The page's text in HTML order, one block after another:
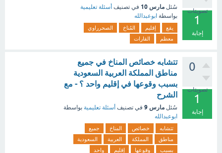
تصويتات
1
إجابة
سُئل مارس 10 في تصنيف أسئلة تعليمية
بواسطة ابوعبدالله
يقع إقليم المُناخ
الصحرراوي
معظم
القارات
0
تصويتات
1
إجابة
تتشابه خصائص المناخ في جميع
مناطق المملكة العربية السعودية
بسبب وقوعها في إقليم واحد ؟ - مع
الشرح
سُئل مارس 9 في تصنيف أسئلة تعليمية بواسطة
ابوعبدالله
تتشابه خصائص المناخ
جميع
مناطق
المملكة العربية
السعودية
بسبب
وقوعها إقليم واحد